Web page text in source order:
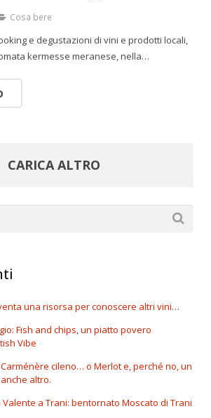
Cosa bere
e degustazioni di vini e prodotti locali,
kermesse meranese, nella…
CARICA ALTRO
una risorsa per conoscere altri vini…
Fish and chips, un piatto povero
Vibe
cileno… o Merlot e, perché no, un
altro.
Valente a Trani: bentornato Moscato di Trani